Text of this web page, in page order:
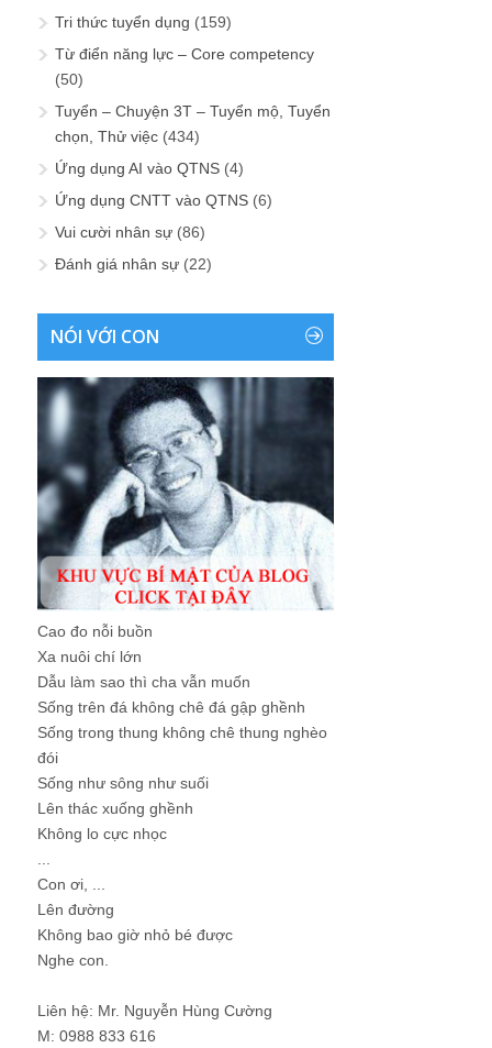
Tri thức tuyển dụng (159)
Từ điển năng lực – Core competency
(50)
Tuyển – Chuyện 3T – Tuyển mộ, Tuyển
chọn, Thử việc (434)
Ứng dụng AI vào QTNS (4)
Ứng dụng CNTT vào QTNS (6)
Vui cười nhân sự (86)
Đánh giá nhân sự (22)
NÓI VỚI CON
Cao đo nỗi buồn
Xa nuôi chí lớn
Dẫu làm sao thì cha vẫn muốn
Sống trên đá không chê đá gập ghềnh
Sống trong thung không chê thung nghèo
đói
Sống như sông như suối
Lên thác xuống ghềnh
Không lo cực nhọc
Con ơi, ...
Lên đường
Không bao giờ nhỏ bé được
Nghe con.
Liên hệ: Mr. Nguyễn Hùng Cường
M: 0988 833 616